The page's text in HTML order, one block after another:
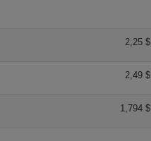
2,25 $
2,49 $
1,794 $